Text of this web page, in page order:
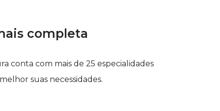
completa
conta com mais de 25 especialidades
suas necessidades.